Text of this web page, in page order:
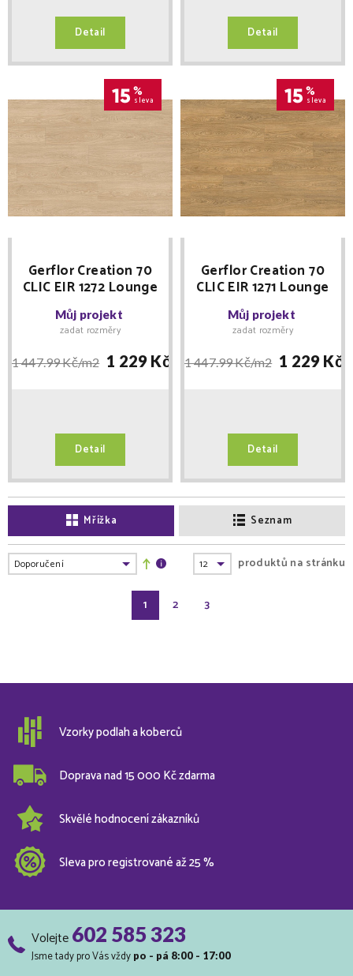
Detail Detail
15 %
sleva
Gerflor Creation 70
CLIC EIR 1272 Lounge
Oak Beige 240 x 1461
MNOŽSTEVNÍ SLEVY
Můj projekt
zadat rozměry
1 447.99 Kč/m2 1 229 Kč/ m2
Detail
15 %
sleva
Gerflor Creation 70
CLIC EIR 1271 Lounge
Oak Golden 240 x
1461 MNOŽSTEVNÍ
SLEVY
Můj projekt
zadat rozměry
1 447.99 Kč/m2 1 229 Kč/
Detail
Mřížka Seznam
1 2 3
produktů na stránku
Vzorky podlah a koberců
Doprava nad 15 000 Kč zdarma
Skvělé hodnocení zákazníků
Sleva pro registrované až 25 %
Volejte602 585 323
Jsme tady pro Vás vždy po - pá 8:00 - 17:00